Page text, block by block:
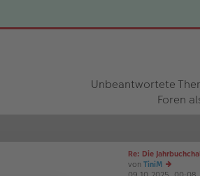
Unbeantwortete
Foren
Re: Die
von TiniM